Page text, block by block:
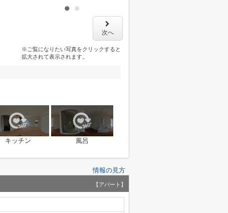
次へ
※ご覧になりたい写真をクリックすると
拡大されて表示されます。
キッチン 風呂
情報の見方
【アパート】